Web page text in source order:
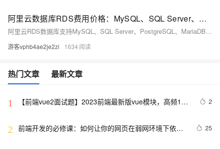
阿里云数据库RDS费用价格：MySQL、SQL Server、PostgreSQL和MariaDB引擎收费标准
阿里云RDS数据库支持MySQL、SQL Server、PostgreSQL、MariaDB，多种引擎优惠上线！MySQL倚天版88元/年，SQL Server 2核4G仅299元/年，PostgreSQL 227元/年起。高可用、可弹性伸缩，安全稳定。详情见官网活动页。
游客vphb4ae2je2zi 1634
热门文章 最新文章
1
【前端vue2面试题】2023前端最新版vue模块，高频17
2
2 前端开发的必修课：如何让你的网页在弱网环境下依然
25